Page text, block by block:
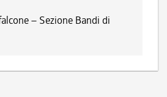
– Sezione Bandi di